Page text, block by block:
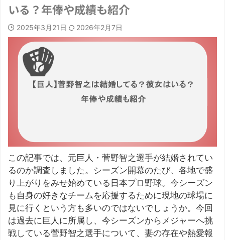
いる？年俸や成績も紹介
2025年3月21日 2026年2月7日
この記事では、元巨人・菅野智之選手が結婚されてい
るのか調査しました。シーズン開幕のたび、各地で盛
り上がりをみせ始めている日本プロ野球。今シーズン
も自身の好きなチームを応援するために現地の球場に
見に行くという方も多いのではないでしょうか。今回
は過去に巨人に所属し、今シーズンからメジャーへ挑
戦している菅野智之選手について、妻の存在や熱愛報